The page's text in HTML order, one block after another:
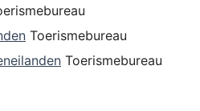
Toerismebureau
Toerismebureau